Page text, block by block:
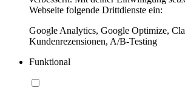
Webseite folgende Drittdienste ein:
Google Analytics, Google Optimize,
Kundenrezensionen, A/B-Testing
Funktional